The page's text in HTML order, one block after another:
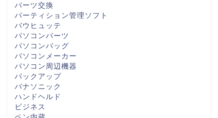
パーツ交換
パーティション管理ソフト
バウヒュッテ
パソコンパーツ
パソコンバッグ
パソコンメーカー
パソコン周辺機器
バックアップ
パナソニック
ハンドヘルド
ビジネス